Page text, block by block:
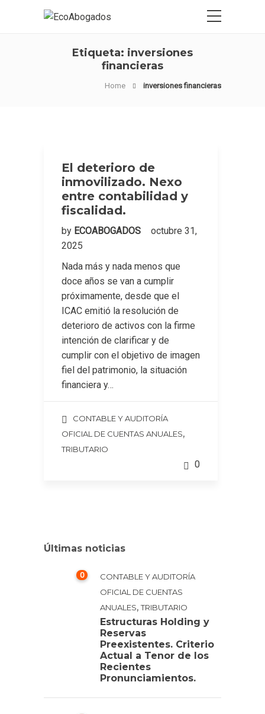
Etiqueta: inversiones
financieras
Home inversiones financieras
El deterioro de
inmovilizado. Nexo
entre contabilidad y
fiscalidad.
by ECOABOGADOS
octubre 31,
2025
Nada más y nada menos que
doce años se van a cumplir
próximamente, desde que el
ICAC emitió la resolución de
deterioro de activos con la firme
intención de clarificar y de
cumplir con el objetivo de imagen
fiel del patrimonio, la situación
financiera y…
CONTABLE Y AUDITORÍA
OFICIAL DE CUENTAS ANUALES,
TRIBUTARIO
0
Últimas noticias
0
CONTABLE Y AUDITORÍA
OFICIAL DE CUENTAS
ANUALES,TRIBUTARIO
Estructuras Holding y
Reservas
Preexistentes. Criterio
Actual a Tenor de los
Recientes
Pronunciamientos.